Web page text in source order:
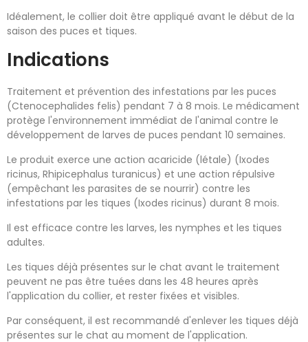
Idéalement, le collier doit être appliqué avant le début de la
saison des puces et tiques.
Indications
Traitement et prévention des infestations par les puces
(Ctenocephalides felis) pendant 7 à 8 mois. Le médicament
protège l'environnement immédiat de l'animal contre le
développement de larves de puces pendant 10 semaines.
Le produit exerce une action acaricide (létale) (Ixodes
ricinus, Rhipicephalus turanicus) et une action répulsive
(empêchant les parasites de se nourrir) contre les
infestations par les tiques (Ixodes ricinus) durant 8 mois.
Il est efficace contre les larves, les nymphes et les tiques
adultes.
Les tiques déjà présentes sur le chat avant le traitement
peuvent ne pas être tuées dans les 48 heures après
l'application du collier, et rester fixées et visibles.
Par conséquent, il est recommandé d'enlever les tiques déjà
présentes sur le chat au moment de l'application.